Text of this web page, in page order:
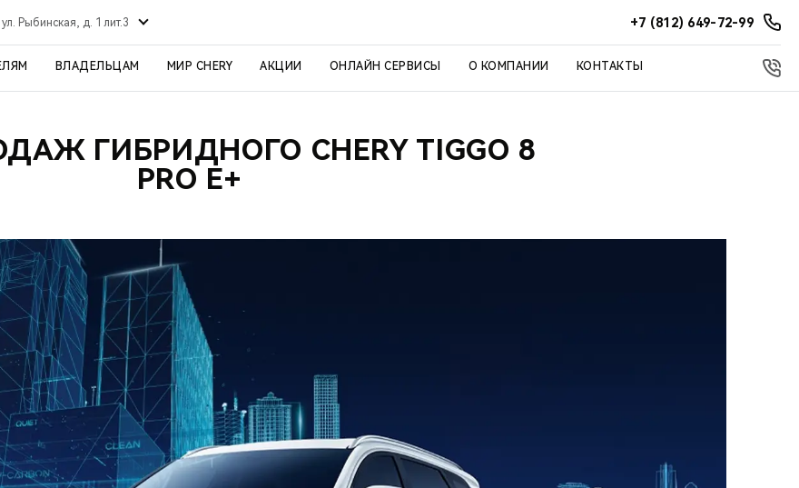
ул. Рыбинская, д. 1 лит.3 +7 (812) 649-72-99
ВЛАДЕЛЬЦАМ МИР CHERY АКЦИИ ОНЛАЙН СЕРВИСЫ О КОМПАНИИ КОНТАКТЫ
ГИБРИДНОГО CHERY TIGGO 8
PRO E+